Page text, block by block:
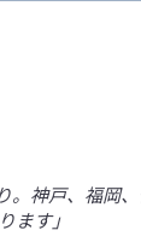
神戸、福岡
ます」